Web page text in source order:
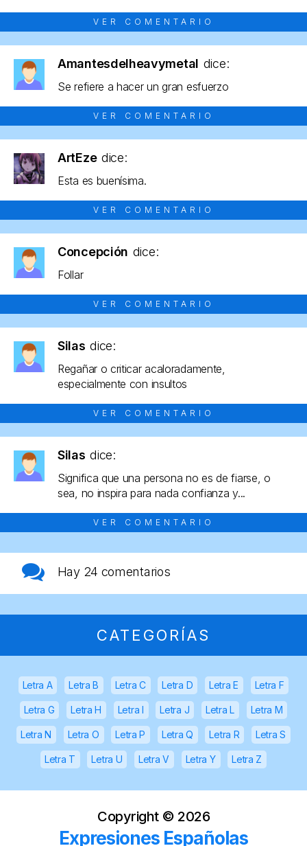
VER COMENTARIO
Amantesdelheavymetal dice:
Se refiere a hacer un gran esfuerzo
VER COMENTARIO
ArtEze dice:
Esta es buenísima.
VER COMENTARIO
Concepción dice:
Follar
VER COMENTARIO
Silas dice:
Regañar o criticar acaloradamente,
especialmente con insultos
VER COMENTARIO
Silas dice:
Significa que una persona no es de fiarse, o
sea, no inspira para nada confianza y...
VER COMENTARIO
Hay 24 comentarios
CATEGORÍAS
Letra A Letra B Letra C Letra D Letra E Letra F
Letra G Letra H Letra I Letra J Letra L Letra M
Letra N Letra O Letra P Letra Q Letra R Letra S
Letra T Letra U Letra V Letra Y Letra Z
Copyright © 2026
Expresiones Españolas